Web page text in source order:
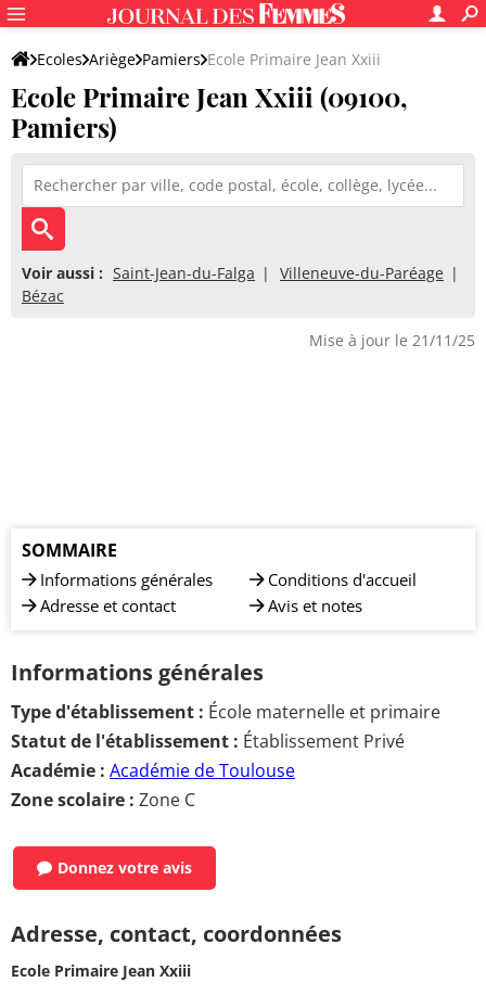
Ecoles Ariège Pamiers Ecole Primaire Jean Xxiii
Ecole Primaire Jean Xxiii (09100,
Pamiers)
Voir aussi : Saint-Jean-du-Falga
Villeneuve-du-Paréage
Bézac
Mise à jour le 21/11/25
SOMMAIRE
Informations générales
Adresse et contact
Conditions d'accueil
Avis et notes
Informations générales
Type d'établissement : École maternelle et primaire
Statut de l'établissement : Établissement Privé
Académie : Académie de Toulouse
Zone scolaire : Zone C
Donnez votre avis
Adresse, contact, coordonnées
Ecole Primaire Jean Xxiii